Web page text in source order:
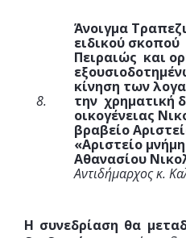
8.
Άνοιγμα
ειδικού
Πειραιώς και
κίνηση των
την χρηματική
οικογένειας
βραβείο
«Αριστείο
Αθανασίου
Αντιδήμαρχος κ.
Η συνεδρίαση θα